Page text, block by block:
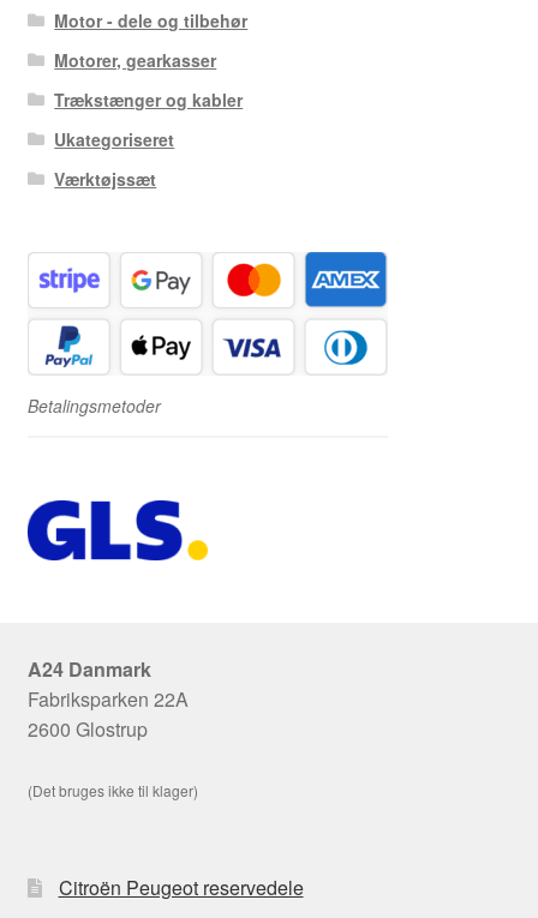
Motor - dele og tilbehør
Motorer, gearkasser
Trækstænger og kabler
Ukategoriseret
Værktøjssæt
Betalingsmetoder
A24 Danmark
Fabriksparken 22A
2600 Glostrup
(Det bruges ikke til klager)
Citroën Peugeot reservedele